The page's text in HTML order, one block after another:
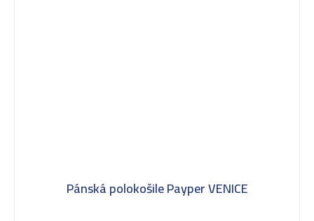
Pánská polokošile Payper VENICE